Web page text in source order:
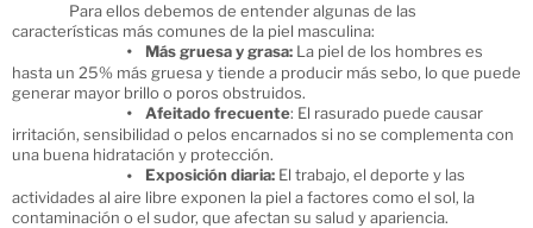
Para ellos debemos de entender algunas de las
características más comunes de la piel masculina:
Más gruesa y grasa: La piel de los hombres es
hasta un 25% más gruesa y tiende a producir más sebo, lo que puede
generar mayor brillo o poros obstruidos.
Afeitado frecuente: El rasurado puede causar
irritación, sensibilidad o pelos encarnados si no se complementa con
una buena hidratación y protección.
Exposición diaria: El trabajo, el deporte y las
actividades al aire libre exponen la piel a factores como el sol, la
contaminación o el sudor, que afectan su salud y apariencia.